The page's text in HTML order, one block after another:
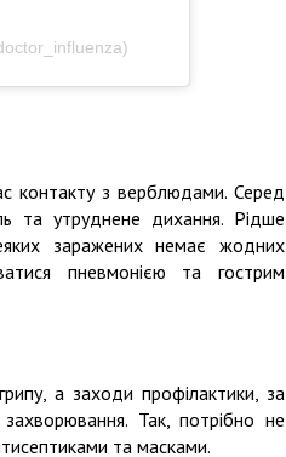
контакту з верблюдами. Серед
та утруднене дихання. Рідше
заражених немає жодних
пневмонією та гострим
а заходи профілактики, за
Так, потрібно не
та масками.